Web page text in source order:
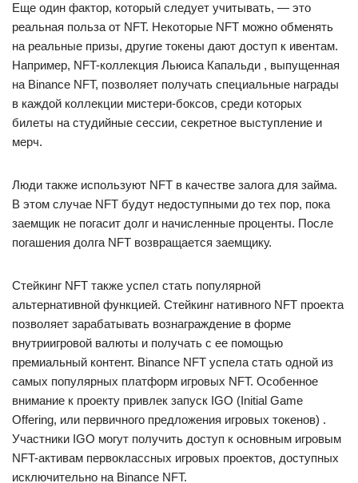
Еще один фактор, который следует учитывать, — это
реальная польза от NFT. Некоторые NFT можно обменять
на реальные призы, другие токены дают доступ к ивентам.
Например, NFT-коллекция Льюиса Капальди , выпущенная
на Binance NFT, позволяет получать специальные награды
в каждой коллекции мистери-боксов, среди которых
билеты на студийные сессии, секретное выступление и
мерч.
Люди также используют NFT в качестве залога для займа.
В этом случае NFT будут недоступными до тех пор, пока
заемщик не погасит долг и начисленные проценты. После
погашения долга NFT возвращается заемщику.
Стейкинг NFT также успел стать популярной
альтернативной функцией. Стейкинг нативного NFT проекта
позволяет зарабатывать вознаграждение в форме
внутриигровой валюты и получать с ее помощью
премиальный контент. Binance NFT успела стать одной из
самых популярных платформ игровых NFT. Особенное
внимание к проекту привлек запуск IGO (Initial Game
Offering, или первичного предложения игровых токенов) .
Участники IGO могут получить доступ к основным игровым
NFT-активам первоклассных игровых проектов, доступных
исключительно на Binance NFT.